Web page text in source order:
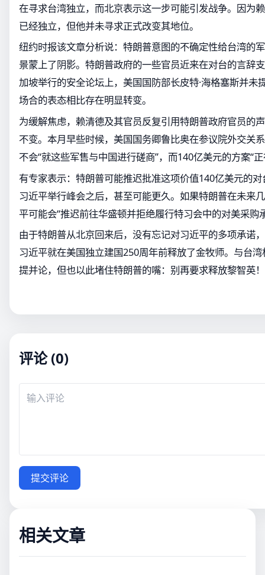
在寻求台湾独立，而北京表示这一步可能引发战争。因为
已经独立，但他并未寻求正式改变其地位。
纽约时报该文章分析说：特朗普意图的不确定性给台湾的
景蒙上了阴影。特朗普政府的一些官员近来在对台的言辞
加坡举行的安全论坛上，美国国防部长皮特·海格塞斯并未
场合的表态相比存在明显转变。
为缓解焦虑，赖清德及其官员反复引用特朗普政府官员的
不变。本月早些时候，美国国务卿鲁比奥在参议院外交关
不会“就这些军售与中国进行磋商”，而140亿美元的方案“
有专家表示：特朗普可能推迟批准这项价值140亿美元的
习近平举行峰会之后，甚至可能更久。如果特朗普在未来
平可能会“推迟前往华盛顿并拒绝履行特习会中的对美采购
由于特朗普从北京回来后，没有忘记对习近平的多项承诺
习近平就在美国独立建国250周年前释放了金牧师。与台
提并论，但也以此堵住特朗普的嘴：别再要求释放黎智英！
评论 (0)
提交评论
相关文章